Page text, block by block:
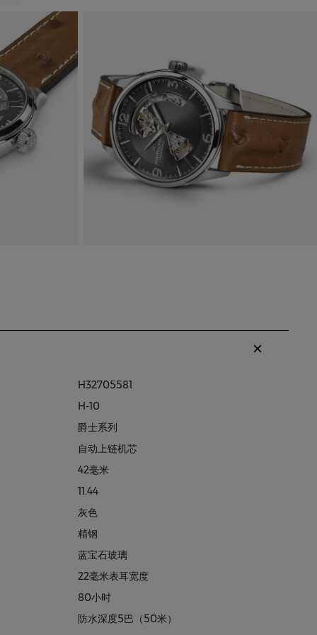
H32705581
H-10
爵士系列
自动上链机芯
42毫米
11.44
灰色
精钢
蓝宝石玻璃
22毫米表耳宽度
80小时
防水深度5巴（50米）